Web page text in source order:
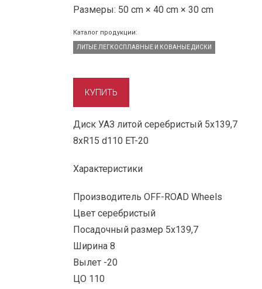
Размеры: 50 cm × 40 cm × 30 cm
Каталог продукции:
ЛИТЫЕ ЛЕГКОСПЛАВНЫЕ И КОВАНЫЕ ДИСКИ
Диск УАЗ литой серебристый 5x139,7
8xR15 d110 ET-20
Характеристики
Производитель OFF-ROAD Wheels
Цвет серебристый
Посадочный размер 5x139,7
Ширина 8
Вылет -20
ЦО 110